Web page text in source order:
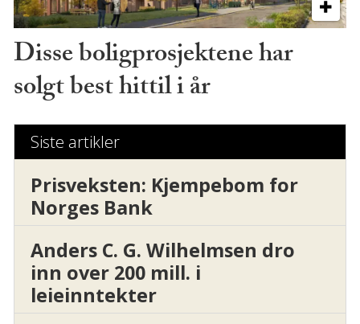
Disse boligprosjektene har
solgt best hittil i år
Siste artikler
Prisveksten: Kjempebom for
Norges Bank
Anders C. G. Wilhelmsen dro
inn over 200 mill. i
leieinntekter